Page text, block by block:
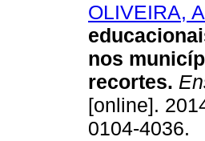
OLIVEIRA,
nos
recortes.
[online].
0104-4036.